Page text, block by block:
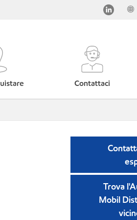
Contattaci
Trova
Mobil